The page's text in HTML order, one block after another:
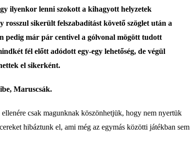
ilyenkor lenni szokott a kihagyott helyzetek
rosszul sikerült felszabadítást követő szöglet után a
pedig már pár centivel a gólvonal mögött tudott
fél előtt adódott egy-egy lehetőség, de végül
el sikerként.
Maruscsák.
csak magunknak köszönhetjük, hogy nem nyertük
hibáztunk el, ami még az egymás közötti játékban sem